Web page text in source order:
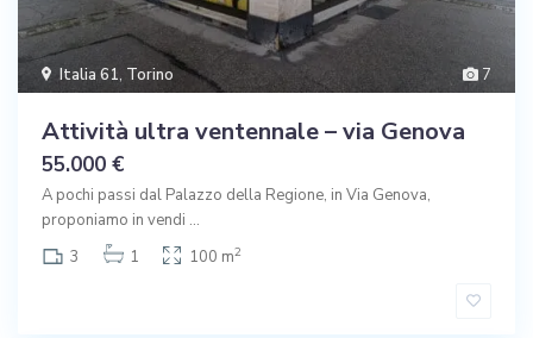
7
Italia 61, Torino
Attività ultra ventennale – via Genova
55.000 €
A pochi passi dal Palazzo della Regione, in Via Genova,
proponiamo in vendi ...
3
1 100 m2